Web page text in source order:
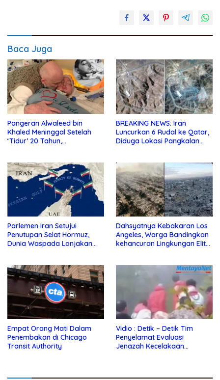
Baca Juga
Pangeran Alwaleed bin
Khaled Meninggal Setelah
‘Tidur’ 20 Tahun,
BREAKING NEWS: Iran
Luncurkan 6 Rudal ke Qatar,
Diduga Lokasi Pangkalan
Parlemen Iran Setujui
Penutupan Selat Hormuz,
Dunia Waspada Lonjakan
Dahsyatnya Kebakaran Los
Angeles, Warga Bandingkan
kehancuran Lingkungan Elit
Empat Orang Mati Dalam
Penembakan di Chicago
Transit Authority
Vidio : Detik – Detik Tim
Penyelamat Evaluasi
Jenazah Kecelakaan